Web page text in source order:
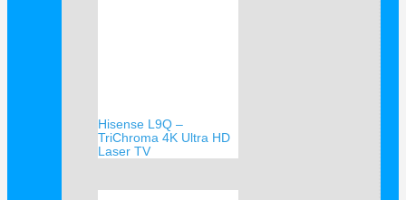
Hisense L9Q –
TriChroma 4K Ultra HD
Laser TV